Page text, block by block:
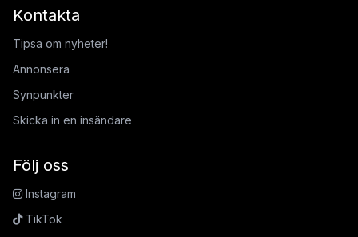
Kontakta
Tipsa om nyheter!
Annonsera
Synpunkter
Skicka in en insändare
Följ oss
Instagram
TikTok